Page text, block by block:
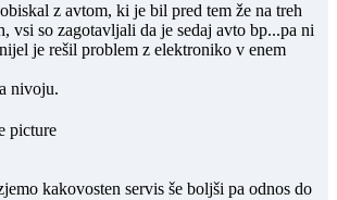
z avtom, ki je bil pred tem že na treh
vsi so zagotavljali da je sedaj avto bp...pa ni
je rešil problem z elektroniko v enem
nivoju.
kakovosten servis še boljši pa odnos do